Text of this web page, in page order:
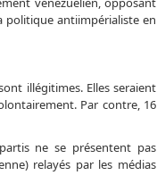
politique antiimpérialiste en
illégitimes. Elles seraient
Par contre, 16
ne se présentent pas
relayés par les médias